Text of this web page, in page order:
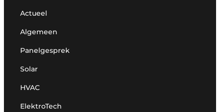
Actueel
Algemeen
Panelgesprek
Solar
HVAC
ElektroTech